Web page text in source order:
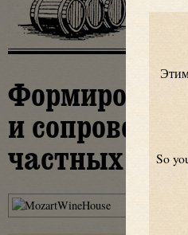
So
и
частных